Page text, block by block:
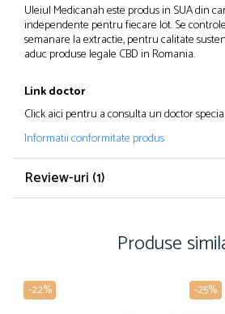
Uleiul Medicanah este produs in SUA din
independente pentru fiecare lot. Se
semanare la extractie, pentru calitate
aduc produse legale CBD in Romania.​
Link doctor
Click aici pentru a consulta un doctor
Informatii conformitate produs
Review-uri (1)
Produse
-22% -25%